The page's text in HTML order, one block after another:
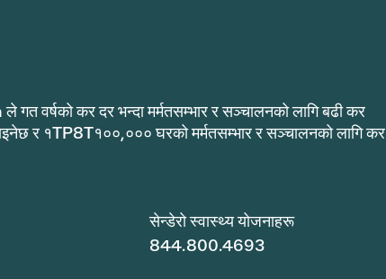
वर्षको कर दर भन्दा मर्मतसम्भार र सञ्चालनको लागि बढी कर
र १TP8T१००,००० घरको मर्मतसम्भार र सञ्चालनको लागि कर
सेन्डेरो स्वास्थ्य योजनाहरू
844.800.4693